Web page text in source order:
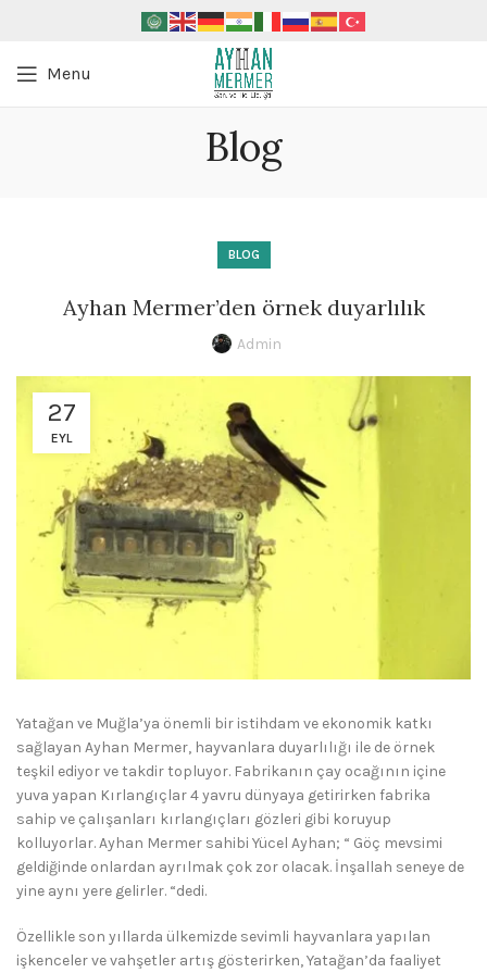
Menu
Blog
BLOG
Ayhan Mermer’den örnek duyarlılık
Admin
27
EYL
Yatağan ve Muğla’ya önemli bir istihdam ve ekonomik katkı
sağlayan Ayhan Mermer, hayvanlara duyarlılığı ile de örnek
teşkil ediyor ve takdir topluyor. Fabrikanın çay ocağının içine
yuva yapan Kırlangıçlar 4 yavru dünyaya getirirken fabrika
sahip ve çalışanları kırlangıçları gözleri gibi koruyup
kolluyorlar. Ayhan Mermer sahibi Yücel Ayhan; “ Göç mevsimi
geldiğinde onlardan ayrılmak çok zor olacak. İnşallah seneye de
yine aynı yere gelirler. “dedi.
Özellikle son yıllarda ülkemizde sevimli hayvanlara yapılan
işkenceler ve vahşetler artış gösterirken, Yatağan’da faaliyet